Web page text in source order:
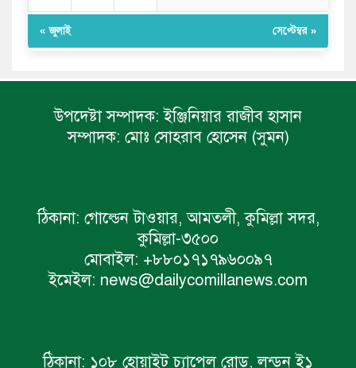
« জুলাই সেপ্টেম্বর »
উপদেষ্টা সম্পাদক: ইঞ্জিনিয়ার রাজীব হাসান
সম্পাদক: মোঃ সোহরাব হোসেন (সুমন)
ঠিকানা: গোল্ডেন টাওয়ার, আমতলী, কুমিল্লা সদর,
কুমিল্লা-৩৫০০
মোবাইল: +৮৮০১৭১৭৯৬০০৯৭
ইমেইল: news@dailycomillanews.com
ঠিকানা: ১০৮ হোয়াইট চ্যাপেল রোড, লন্ডন ই১